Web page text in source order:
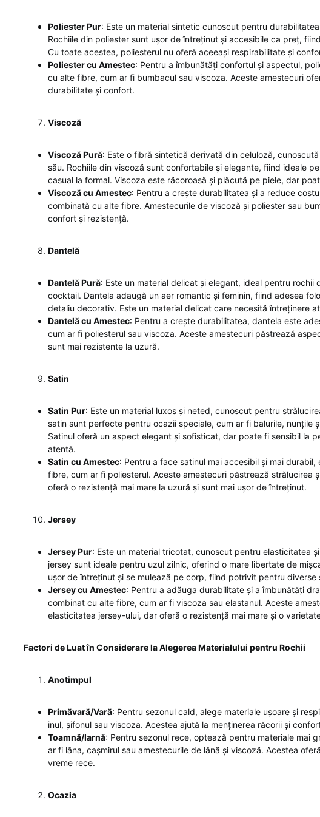
Poliester Pur: Este un material sintetic cunoscut pentru
Rochiile din poliester sunt ușor de întreținut și accesibile ca preț,
Cu toate acestea, poliesterul nu oferă aceeași respirabilitate și
Poliester cu Amestec: Pentru a îmbunătăți confortul și aspectul,
cu alte fibre, cum ar fi bumbacul sau viscoza. Aceste amestecuri
durabilitate și confort.
Viscoză
Viscoză Pură: Este o fibră sintetică derivată din celuloză,
său. Rochiile din viscoză sunt confortabile și elegante, fiind ideale
casual la formal. Viscoza este răcoroasă și plăcută pe piele, dar
Viscoză cu Amestec: Pentru a crește durabilitatea și a reduce
combinată cu alte fibre. Amestecurile de viscoză și poliester sau
confort și rezistență.
Dantelă
Dantelă Pură: Este un material delicat și elegant, ideal pentru rochii
cocktail. Dantela adaugă un aer romantic și feminin, fiind adesea
detaliu decorativ. Este un material delicat care necesită întreținere
Dantelă cu Amestec: Pentru a crește durabilitatea, dantela este
cum ar fi poliesterul sau viscoza. Aceste amestecuri păstrează
sunt mai rezistente la uzură.
Satin
Satin Pur: Este un material luxos și neted, cunoscut pentru
satin sunt perfecte pentru ocazii speciale, cum ar fi balurile, nunțile
Satinul oferă un aspect elegant și sofisticat, dar poate fi sensibil la
atentă.
Satin cu Amestec: Pentru a face satinul mai accesibil și mai
fibre, cum ar fi poliesterul. Aceste amestecuri păstrează strălucirea
oferă o rezistență mai mare la uzură și sunt mai ușor de întreținut.
Jersey
Jersey Pur: Este un material tricotat, cunoscut pentru elasticitatea
jersey sunt ideale pentru uzul zilnic, oferind o mare libertate de
ușor de întreținut și se mulează pe corp, fiind potrivit pentru diverse
Jersey cu Amestec: Pentru a adăuga durabilitate și a îmbunătăți
combinat cu alte fibre, cum ar fi viscoza sau elastanul. Aceste
elasticitatea jersey-ului, dar oferă o rezistență mai mare și o
Factori de Luat în Considerare la Alegerea Materialului pentru Rochii
Anotimpul
Primăvară/Vară: Pentru sezonul cald, alege materiale ușoare și
inul, șifonul sau viscoza. Acestea ajută la menținerea răcorii și
Toamnă/Iarnă: Pentru sezonul rece, optează pentru materiale mai
ar fi lâna, cașmirul sau amestecurile de lână și viscoză. Acestea
vreme rece.
Ocazia